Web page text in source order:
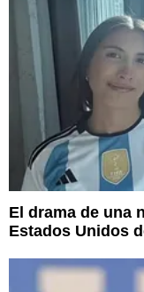
El drama de una
Estados Unidos